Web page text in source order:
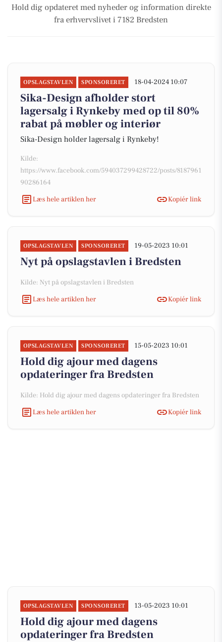
Hold dig opdateret med nyheder og information direkte
fra erhvervslivet i 7182 Bredsten
OPSLAGSTAVLEN SPONSORERET 18-04-2024 10:07
Sika-Design afholder stort
lagersalg i Rynkeby med op til 80%
rabat på møbler og interiør
Sika-Design holder lagersalg i Rynkeby!
Kilde:
https://www.facebook.com/594037299428722/posts/8187961
90286164
Læs hele artiklen her
Kopiér link
OPSLAGSTAVLEN SPONSORERET 19-05-2023 10:01
Nyt på opslagstavlen i Bredsten
Kilde: Nyt på opslagstavlen i Bredsten
Læs hele artiklen her
Kopiér link
OPSLAGSTAVLEN SPONSORERET 15-05-2023 10:01
Hold dig ajour med dagens
opdateringer fra Bredsten
Kilde: Hold dig ajour med dagens opdateringer fra Bredsten
Læs hele artiklen her
Kopiér link
OPSLAGSTAVLEN SPONSORERET 13-05-2023 10:01
Hold dig ajour med dagens
opdateringer fra Bredsten